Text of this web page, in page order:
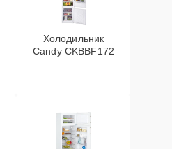
Холодильник
Candy CKBBF172